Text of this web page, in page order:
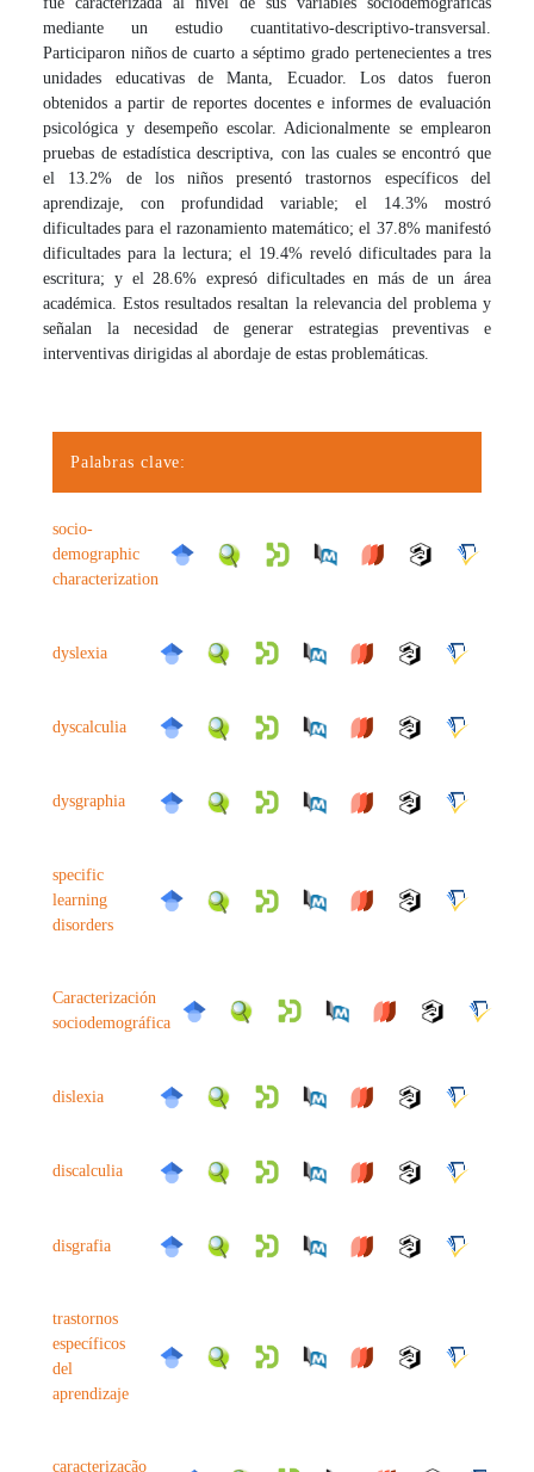
mediante un estudio cuantitativo-descriptivo-transversal.
Participaron niños de cuarto a séptimo grado pertenecientes a tres
unidades educativas de Manta, Ecuador. Los datos fueron
obtenidos a partir de reportes docentes e informes de evaluación
psicológica y desempeño escolar. Adicionalmente se emplearon
pruebas de estadística descriptiva, con las cuales se encontró que
el 13.2% de los niños presentó trastornos específicos del
aprendizaje, con profundidad variable; el 14.3% mostró
dificultades para el razonamiento matemático; el 37.8% manifestó
dificultades para la lectura; el 19.4% reveló dificultades para la
escritura; y el 28.6% expresó dificultades en más de un área
académica. Estos resultados resaltan la relevancia del problema y
señalan la necesidad de generar estrategias preventivas e
interventivas dirigidas al abordaje de estas problemáticas.
Palabras clave:
socio-
demographic
characterization
dyslexia
dyscalculia
dysgraphia
specific
learning
disorders
Caracterización
sociodemográfica
dislexia
discalculia
disgrafia
trastornos
específicos
del
aprendizaje
caracterização